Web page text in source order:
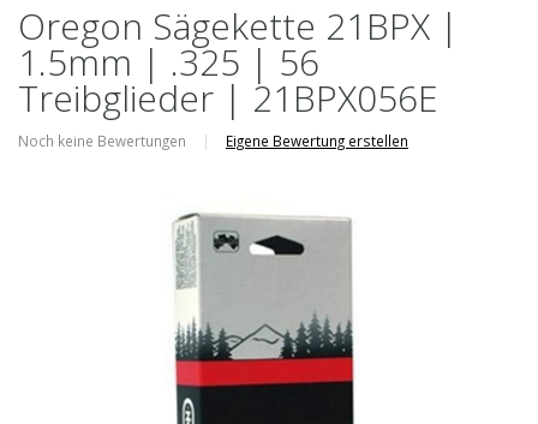
Oregon Sägekette 21BPX |
1.5mm | .325 | 56
Treibglieder | 21BPX056E
Noch keine Bewertungen | Eigene Bewertung erstellen